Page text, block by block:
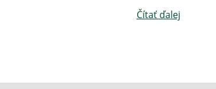
Čítať ďalej